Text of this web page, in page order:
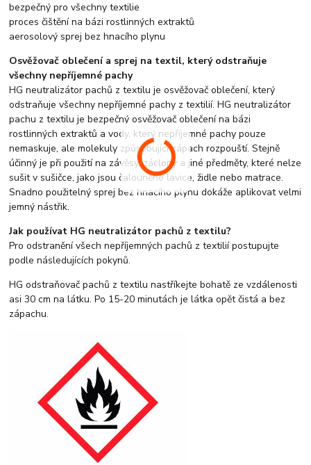
bezpečný pro všechny textilie
proces čištění na bázi rostlinných extraktů
aerosolový sprej bez hnacího plynu
Osvěžovač oblečení a sprej na textil, který odstraňuje
všechny nepříjemné pachy
HG neutralizátor pachů z textilu je osvěžovač oblečení, který
odstraňuje všechny nepříjemné pachy z textilií. HG neutralizátor
pachu z textilu je bezpečný osvěžovač oblečení na bázi
rostlinných extraktů a vody, který nepříjemné pachy pouze
nemaskuje, ale molekuly způsobující zápach rozpouští. Stejně
účinný je při použití na závěsy, záclony a jiné předměty, které nelze
sušit v sušičce, jako jsou čalouněné lavice, židle nebo matrace.
Snadno použitelný sprej bez hnacího plynu dokáže aplikovat velmi
jemný nástřik.
Jak používat HG neutralizátor pachů z textilu?
Pro odstranění všech nepříjemných pachů z textilií postupujte
podle následujících pokynů.
HG odstraňovač pachů z textilu nastříkejte bohatě ze vzdálenosti
asi 30 cm na látku. Po 15-20 minutách je látka opět čistá a bez
zápachu.